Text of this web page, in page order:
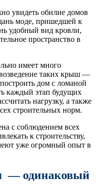
увидеть обилие домов
моде, пришедшей к
удобный вид кровли,
пространство в
имеет много
таких крыш —
дом с ломаной
каждый этап будущих
нагрузку, а также
строительных норм.
с соблюдением всех
к строительству,
уже огромный опыт в
— одинаковый